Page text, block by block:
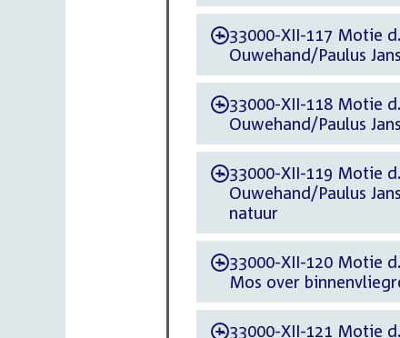
-33000-XII-117 Motie
Ouwehand/Paulus
-33000-XII-118 Motie
Ouwehand/Paulus
-33000-XII-119 Motie
Ouwehand/Paulus
natuur
-33000-XII-120 Motie
Mos over
-33000-XII-121 Motie